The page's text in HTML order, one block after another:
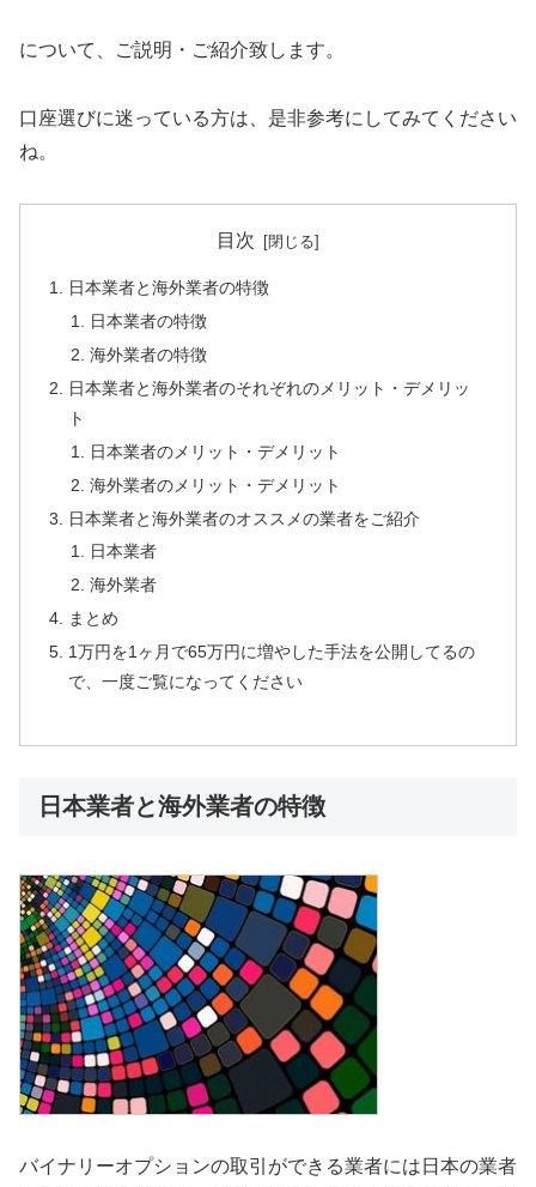
について、ご説明・ご紹介致します。
口座選びに迷っている方は、是非参考にしてみてください
ね。
目次
日本業者と海外業者の特徴
日本業者の特徴
海外業者の特徴
日本業者と海外業者のそれぞれのメリット・デメリッ
ト
日本業者のメリット・デメリット
海外業者のメリット・デメリット
日本業者と海外業者のオススメの業者をご紹介
日本業者
海外業者
まとめ
1万円を1ヶ月で65万円に増やした手法を公開してるの
で、一度ご覧になってください
日本業者と海外業者の特徴
バイナリーオプションの取引ができる業者には日本の業者